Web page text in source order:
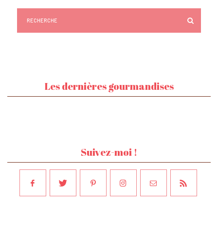
Les dernières gourmandises
Suivez-moi !